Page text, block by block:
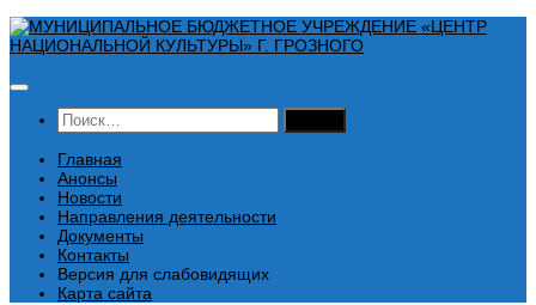
Перейти
к
Найти:
Главная
Анонсы
Новости
Направления деятельности
Документы
Контакты
Версия для слабовидящих
Карта сайта